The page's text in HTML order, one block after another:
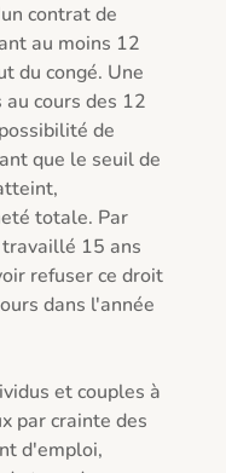
contrat de
au moins 12
du congé. Une
cours des 12
de
que le seuil de
totale. Par
15 ans
refuser ce droit
dans l'année
et couples à
par crainte des
d'emploi,